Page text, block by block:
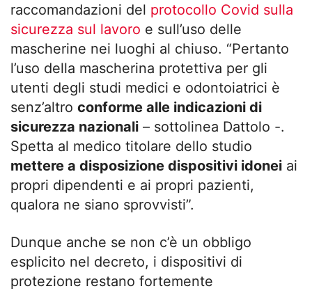
raccomandazioni del protocollo Covid sulla
sicurezza sul lavoro e sull’uso delle
mascherine nei luoghi al chiuso. “Pertanto
l’uso della mascherina protettiva per gli
utenti degli studi medici e odontoiatrici è
senz’altro conforme alle indicazioni di
sicurezza nazionali – sottolinea Dattolo -.
Spetta al medico titolare dello studio
mettere a disposizione dispositivi idonei ai
propri dipendenti e ai propri pazienti,
qualora ne siano sprovvisti”.
Dunque anche se non c’è un obbligo
esplicito nel decreto, i dispositivi di
protezione restano fortemente